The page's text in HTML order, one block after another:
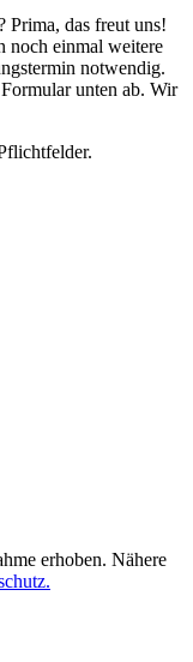
Prima, das freut uns!
noch einmal weitere
notwendig.
unten ab. Wir
erhoben. Nähere